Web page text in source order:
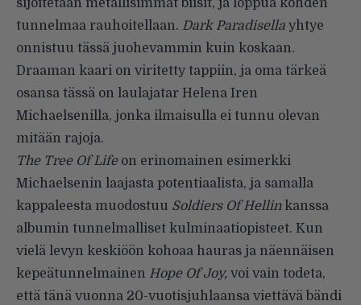
sijoitetaan metallisimmat biisit, ja loppua kohden
tunnelmaa rauhoitellaan. Dark Paradisella yhtye
onnistuu tässä juohevammin kuin koskaan.
Draaman kaari on viritetty tappiin, ja oma tärkeä
osansa tässä on laulajatar Helena Iren
Michaelsenilla, jonka ilmaisulla ei tunnu olevan
mitään rajoja.
The Tree Of Life on erinomainen esimerkki
Michaelsenin laajasta potentiaalista, ja samalla
kappaleesta muodostuu Soldiers Of Hellin kanssa
albumin tunnelmalliset kulminaatiopisteet. Kun
vielä levyn keskiöön kohoaa hauras ja näennäisen
kepeätunnelmainen Hope Of Joy, voi vain todeta,
että tänä vuonna 20-vuotisjuhlaansa viettävä bändi